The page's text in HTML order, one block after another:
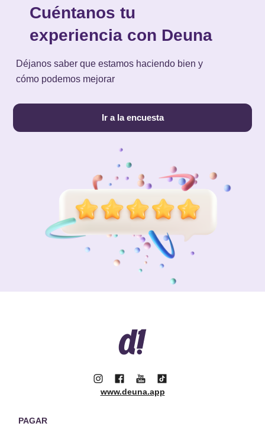
Cuéntanos tu
experiencia con Deuna
Déjanos saber que estamos haciendo bien y
cómo podemos mejorar
Ir a la encuesta
www.deuna.app
PAGAR